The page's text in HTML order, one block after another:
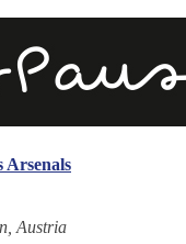
Arsenals
Austria